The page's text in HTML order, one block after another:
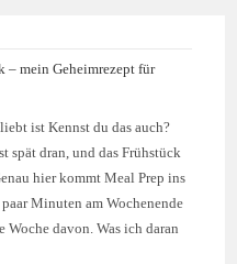
– mein Geheimrezept für
ist Kennst du das auch?
spät dran, und das Frühstück
hier kommt Meal Prep ins
Minuten am Wochenende
davon. Was ich daran